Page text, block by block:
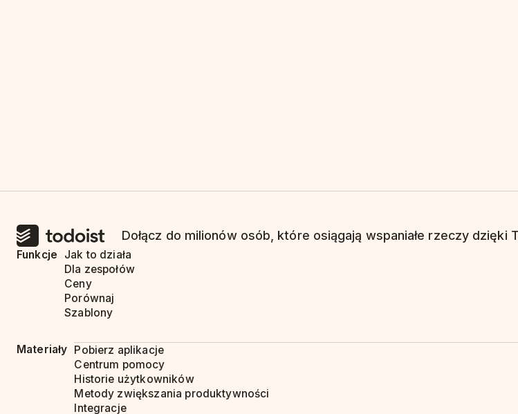
Dołącz do milionów osób, które osiągają wspaniałe rzeczy dzięki
Funkcje
Jak to działa
Dla zespołów
Ceny
Porównaj
Szablony
Materiały Pobierz aplikacje
Centrum pomocy
Historie użytkowników
Metody zwiększania produktywności
Integracje